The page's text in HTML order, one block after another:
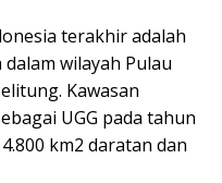
terakhir adalah
wilayah Pulau
Kawasan
UGG pada tahun
km2 daratan dan